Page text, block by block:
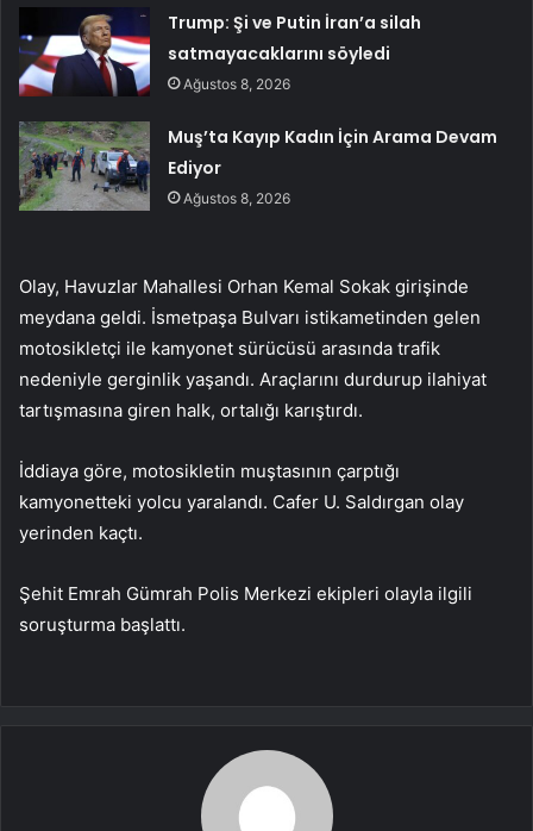
Trump: Şi ve Putin İran’a silah
satmayacaklarını söyledi
Ağustos 8, 2026
Muş’ta Kayıp Kadın İçin Arama Devam
Ediyor
Ağustos 8, 2026
Olay, Havuzlar Mahallesi Orhan Kemal Sokak girişinde
meydana geldi. İsmetpaşa Bulvarı istikametinden gelen
motosikletçi ile kamyonet sürücüsü arasında trafik
nedeniyle gerginlik yaşandı. Araçlarını durdurup ilahiyat
tartışmasına giren halk, ortalığı karıştırdı.
İddiaya göre, motosikletin muştasının çarptığı
kamyonetteki yolcu yaralandı. Cafer U. Saldırgan olay
yerinden kaçtı.
Şehit Emrah Gümrah Polis Merkezi ekipleri olayla ilgili
soruşturma başlattı.